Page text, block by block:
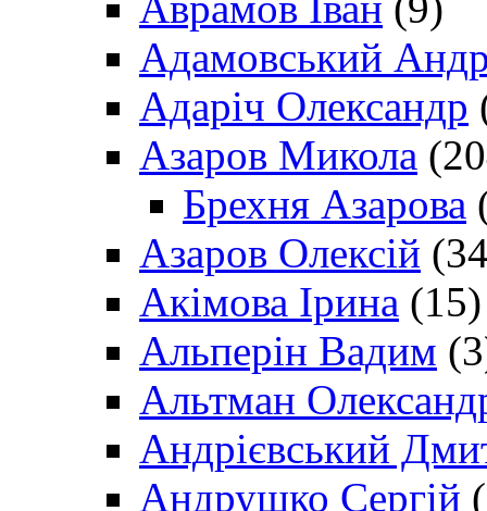
Адамовський
Адаріч Олександр
Азаров Микола
Брехня Азарова
Азаров Олексій
Акімова Ірина (15)
Альперін Вадим
Альтман
Андрієвський
Андрушко Сергій